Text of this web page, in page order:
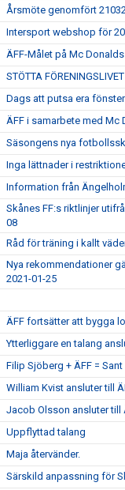
Årsmöte genomfört
Intersport webshop för
ÄFF-Målet på Mc
STÖTTA
Dags att putsa era
ÄFF i samarbete med Mc
Säsongens nya
Inga lättnader i
Information från
Skånes FF:s riktlinjer
08
Råd för träning i kallt
Nya rekommendationer
2021-01-25
ÄFF fortsätter att bygga
Ytterliggare en talang
Filip Sjöberg + ÄFF = Sant
William Kvist ansluter till
Jacob Olsson ansluter till
Uppflyttad talang
Maja återvänder.
Särskild anpassning för